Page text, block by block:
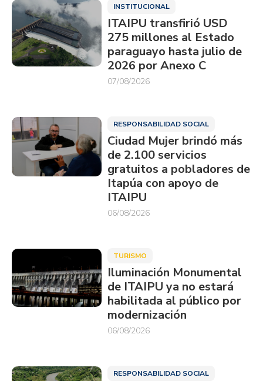
INSTITUCIONAL
ITAIPU transfirió USD
275 millones al Estado
paraguayo hasta julio de
2026 por Anexo C
07/08/2026
RESPONSABILIDAD SOCIAL
Ciudad Mujer brindó más
de 2.100 servicios
gratuitos a pobladores de
Itapúa con apoyo de
ITAIPU
06/08/2026
TURISMO
Iluminación Monumental
de ITAIPU ya no estará
habilitada al público por
modernización
06/08/2026
RESPONSABILIDAD SOCIAL